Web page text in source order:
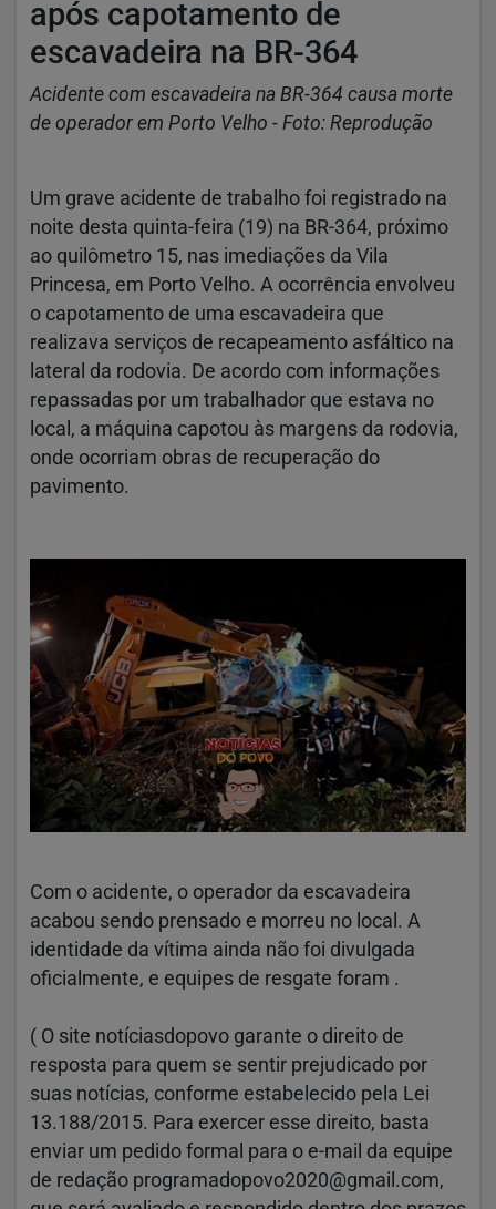
após capotamento de
escavadeira na BR-364
Acidente com escavadeira na BR-364 causa morte
de operador em Porto Velho - Foto: Reprodução
Um grave acidente de trabalho foi registrado na
noite desta quinta-feira (19) na BR-364, próximo
ao quilômetro 15, nas imediações da Vila
Princesa, em Porto Velho. A ocorrência envolveu
o capotamento de uma escavadeira que
realizava serviços de recapeamento asfáltico na
lateral da rodovia. De acordo com informações
repassadas por um trabalhador que estava no
local, a máquina capotou às margens da rodovia,
onde ocorriam obras de recuperação do
pavimento.
Com o acidente, o operador da escavadeira
acabou sendo prensado e morreu no local. A
identidade da vítima ainda não foi divulgada
oficialmente, e equipes de resgate foram .
( O site notíciasdopovo garante o direito de
resposta para quem se sentir prejudicado por
suas notícias, conforme estabelecido pela Lei
13.188/2015. Para exercer esse direito, basta
enviar um pedido formal para o e-mail da equipe
de redação programadopovo2020@gmail.com,